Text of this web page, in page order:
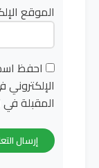
الموقع
احفظ
المقبلة